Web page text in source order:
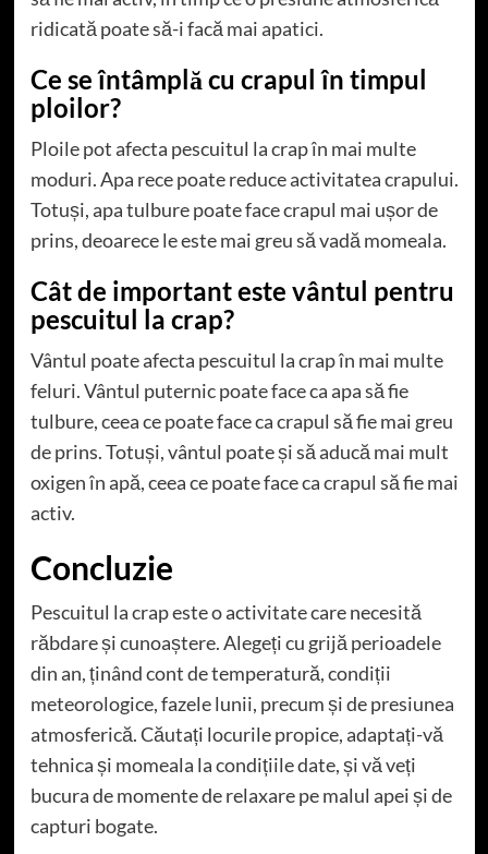
ridicată poate să-i facă mai apatici.
Ce se întâmplă cu crapul în timpul
ploilor?
Ploile pot afecta pescuitul la crap în mai multe
moduri. Apa rece poate reduce activitatea crapului.
Totuși, apa tulbure poate face crapul mai ușor de
prins, deoarece le este mai greu să vadă momeala.
Cât de important este vântul pentru
pescuitul la crap?
Vântul poate afecta pescuitul la crap în mai multe
feluri. Vântul puternic poate face ca apa să fie
tulbure, ceea ce poate face ca crapul să fie mai greu
de prins. Totuși, vântul poate și să aducă mai mult
oxigen în apă, ceea ce poate face ca crapul să fie mai
activ.
Concluzie
Pescuitul la crap este o activitate care necesită
răbdare și cunoaștere. Alegeți cu grijă perioadele
din an, ținând cont de temperatură, condiții
meteorologice, fazele lunii, precum și de presiunea
atmosferică. Căutați locurile propice, adaptați-vă
tehnica și momeala la condițiile date, și vă veți
bucura de momente de relaxare pe malul apei și de
capturi bogate.